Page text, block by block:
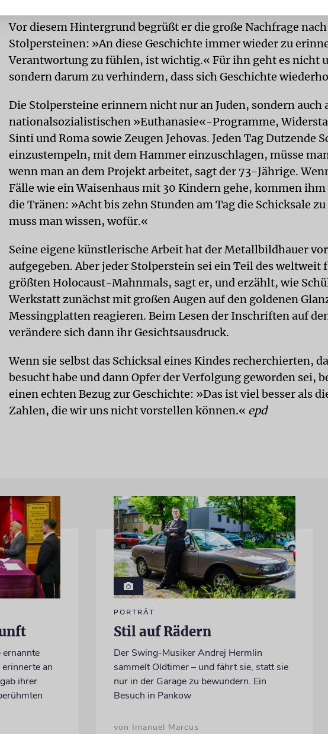
Vor diesem Hintergrund begrüßt er die große Nachfrage nach
Stolpersteinen: »An diese Geschichte immer wieder zu
Verantwortung zu fühlen, ist wichtig.« Für ihn geht es nicht
sondern darum zu verhindern, dass sich Geschichte
Die Stolpersteine erinnern nicht nur an Juden, sondern auch
nationalsozialistischen »Euthanasie«-Programme,
Sinti und Roma sowie Zeugen Jehovas. Jeden Tag Dutzende
einzustempeln, mit dem Hammer einzuschlagen, müsse
wenn man an dem Projekt arbeitet, sagt der 73-Jährige.
Fälle wie ein Waisenhaus mit 30 Kindern gehe, kommen ihm
die Tränen: »Acht bis zehn Stunden am Tag die Schicksale
muss man wissen, wofür.«
Seine eigene künstlerische Arbeit hat der Metallbildhauer
aufgegeben. Aber jeder Stolperstein sei ein Teil des weltweit
größten Holocaust-Mahnmals, sagt er, und erzählt, wie
Werkstatt zunächst mit großen Augen auf den goldenen
Messingplatten reagieren. Beim Lesen der Inschriften auf
verändere sich dann ihr Gesichtsausdruck.
Wenn sie selbst das Schicksal eines Kindes recherchierten,
besucht habe und dann Opfer der Verfolgung geworden sei,
einen echten Bezug zur Geschichte: »Das ist viel besser als
Zahlen, die wir uns nicht vorstellen können.« epd
ernannte
an
ihrer
PORTRÄT
Stil auf Rädern
Der Swing-Musiker Andrej Hermlin
sammelt Oldtimer – und fährt sie, statt sie
nur in der Garage zu bewundern. Ein
Besuch in Pankow
von Imanuel Marcus